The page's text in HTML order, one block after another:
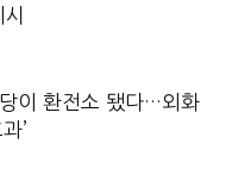
이 환전소 됐다…외화
’